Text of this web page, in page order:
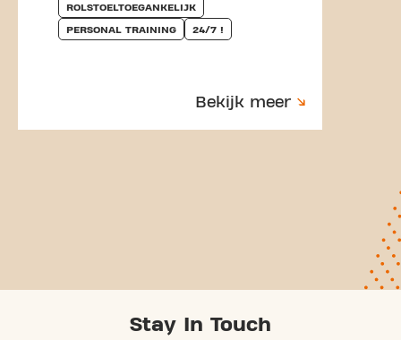
ROLSTOELTOEGANKELIJK
PERSONAL TRAINING 24/7 !
Bekijk meer
Stay In Touch